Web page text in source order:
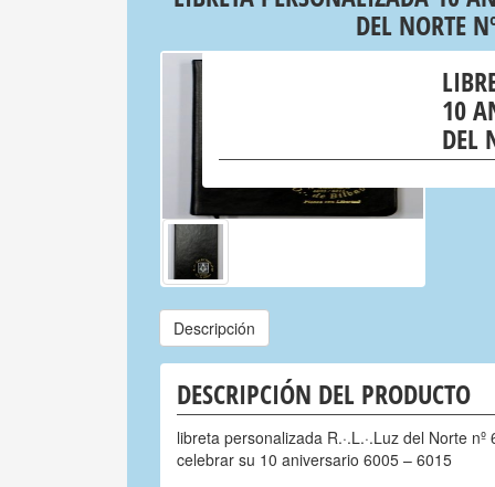
DEL NORTE
10
DEL
Descripción
DESCRIPCIÓN DEL PRODUCTO
libreta personalizada R.·.L.·.Luz del Norte
celebrar su 10 aniversario 6005 – 6015